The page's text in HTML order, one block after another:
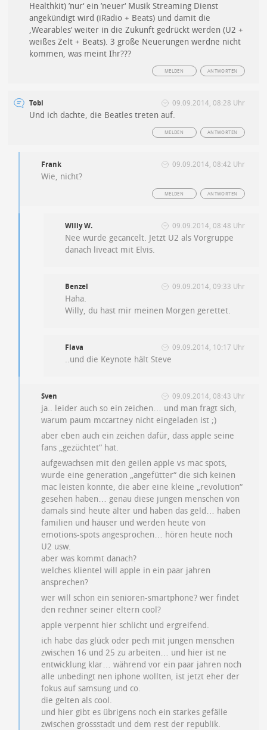
Healthkit) ’nur‘ ein ’neuer‘ Musik Streaming Dienst
angekündigt wird (iRadio + Beats) und damit die
‚Wearables‘ weiter in die Zukunft gedrückt werden (U2 +
weißes Zelt + Beats). 3 große Neuerungen werdne nicht
kommen, was meint Ihr???
ANTWORTEN
MELDEN
Tobi 09.09.2014, 08:28 Uhr
Und ich dachte, die Beatles treten auf.
ANTWORTEN
MELDEN
Frank 09.09.2014, 08:42 Uhr
Wie, nicht?
ANTWORTEN
MELDEN
Willy W. 09.09.2014, 08:48 Uhr
Nee wurde gecancelt. Jetzt U2 als Vorgruppe
danach liveact mit Elvis.
Benzel 09.09.2014, 09:33 Uhr
Haha.
Willy, du hast mir meinen Morgen gerettet.
Flava 09.09.2014, 10:17 Uhr
..und die Keynote hält Steve
Sven 09.09.2014, 08:43 Uhr
ja.. leider auch so ein zeichen… und man fragt sich,
warum paum mccartney nicht eingeladen ist ;)
aber eben auch ein zeichen dafür, dass apple seine
fans „gezüchtet“ hat.
aufgewachsen mit den geilen apple vs mac spots,
wurde eine generation „angefütter“ die sich keinen
mac leisten konnte, die aber eine kleine „revolution“
gesehen haben… genau diese jungen menschen von
damals sind heute älter und haben das geld… haben
familien und häuser und werden heute von
emotions-spots angesprochen… hören heute noch
U2 usw.
aber was kommt danach?
welches klientel will apple in ein paar jahren
ansprechen?
wer will schon ein senioren-smartphone? wer findet
den rechner seiner eltern cool?
apple verpennt hier schlicht und ergreifend.
ich habe das glück oder pech mit jungen menschen
zwischen 16 und 25 zu arbeiten… und hier ist ne
entwicklung klar… während vor ein paar jahren noch
alle unbedingt nen iphone wollten, ist jetzt eher der
fokus auf samsung und co.
die gelten als cool.
und hier gibt es übrigens noch ein starkes gefälle
zwischen grossstadt und dem rest der republik.